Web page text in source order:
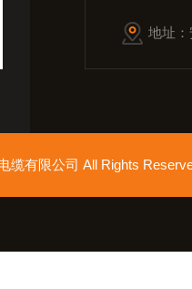
地址
缆有限公司 All Rights